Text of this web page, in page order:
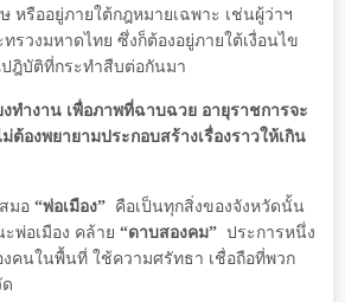
หรืออยู่ภายใต้กฎหมายเฉพาะ เช่นผู้ว่าฯ
รวงมหาดไทย ซึ่งก็ต้องอยู่ภายใต้เงื่อนไข
ฎิบัติที่กระทำสืบต่อกันมา
ทำงาน เพื่อภาพที่ฉาบฉวย อายุราชการจะ
องพยายามประกอบสร้างเรื่องราวให้เกิน
มอ “พ่อเมือง” คือเป็นทุกสิ่งของจังหวัดนั้น
พ่อเมือง คล้าย “ดาบสองคม” ประการหนึ่ง
คนในพื้นที่ ใช้ความศรัทธา เชื่อถือที่พวก